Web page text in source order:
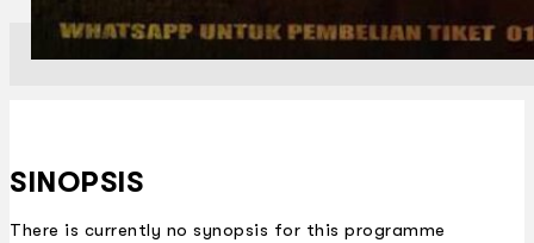
SINOPSIS
There is currently no synopsis for this programme